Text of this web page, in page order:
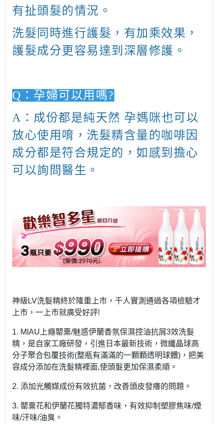
有扯頭髮的情況。
洗髮同時進行護髮，有加乘效果，
護髮成分更容易達到深層修護。
Q ：孕婦可以用嗎?
A ：成份都是純天然 孕媽咪也可以
放心使用唷，洗髮精含量的咖啡因
成分都是符合規定的，如感到擔心
可以詢問醫生。
神級LV洗髮精終於隆重上市，千人實測通過各項檢驗才
上市，一上市就廣受好評!
1. MIAU上癮罌粟/魅惑伊蘭香氛保濕控油抗屑3效洗髮
精，是自家工廠研發，引進日本最新技術，微纖晶球高
分子聚合包覆技術(整瓶有滿滿的一顆顆透明球體)，把美
容成分添加在洗髮精裡面,使頭髮更加保濕柔順。
2. 添加光觸媒成份有效抗菌，改善頭皮發癢的問題。
3. 罌粟花和伊蘭花獨特濃郁香味，有效抑制塑膠焦味/煙
味/汗味/油臭。